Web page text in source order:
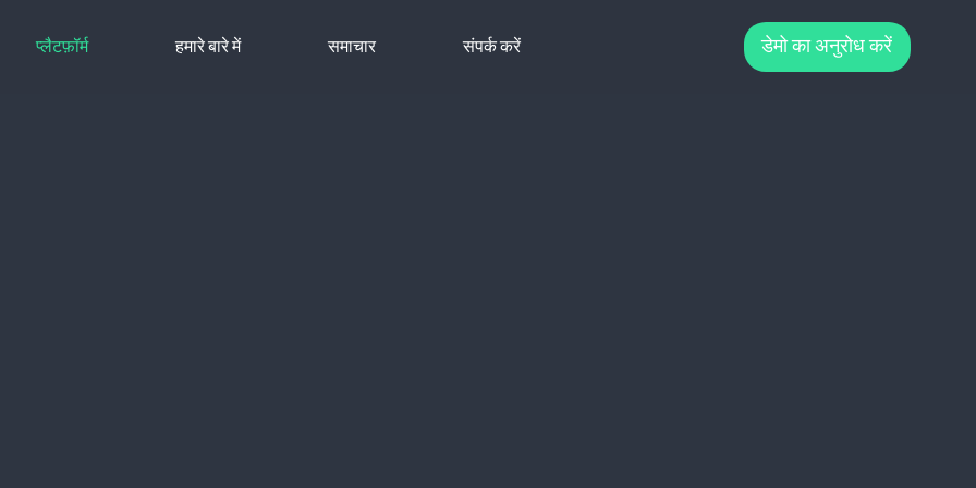
प्लैटफ़ॉर्म हमारे बारे में समाचार संपर्क करें डेमो का अनुरोध करें